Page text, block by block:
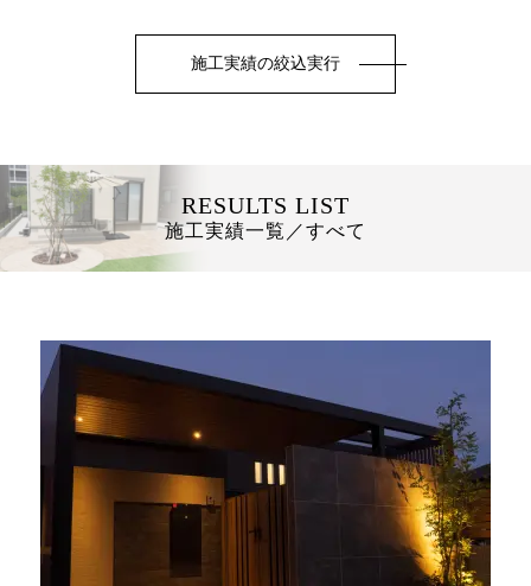
施工実績一覧／すべて